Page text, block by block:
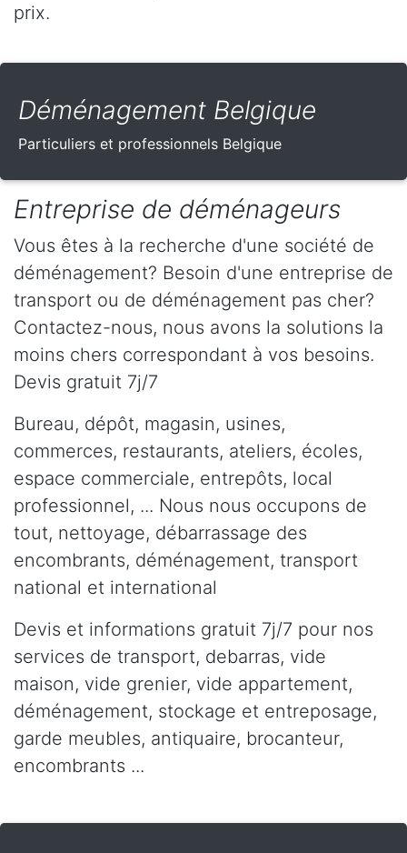
prix.
Déménagement Belgique
Particuliers et professionnels Belgique
Entreprise de déménageurs
Vous êtes à la recherche d'une société de
déménagement? Besoin d'une entreprise de
transport ou de déménagement pas cher?
Contactez-nous, nous avons la solutions la
moins chers correspondant à vos besoins.
Devis gratuit 7j/7
Bureau, dépôt, magasin, usines,
commerces, restaurants, ateliers, écoles,
espace commerciale, entrepôts, local
professionnel, ... Nous nous occupons de
tout, nettoyage, débarrassage des
encombrants, déménagement, transport
national et international
Devis et informations gratuit 7j/7 pour nos
services de transport, debarras, vide
maison, vide grenier, vide appartement,
déménagement, stockage et entreposage,
garde meubles, antiquaire, brocanteur,
encombrants ...